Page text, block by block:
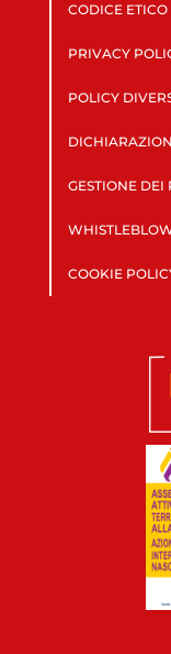
CODICE
PRIVACY
POLICY
GESTIONE DEI
COOKIE